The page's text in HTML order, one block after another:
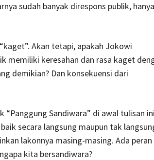
sudah banyak direspons publik, hanya
Akan tetapi, apakah Jokowi
memiliki keresahan dan rasa kaget
demikian? Dan konsekuensi dari
“Panggung Sandiwara” di awal tulisan
secara langsung maupun tak
lakonnya masing-masing. Ada peran
kita bersandiwara?